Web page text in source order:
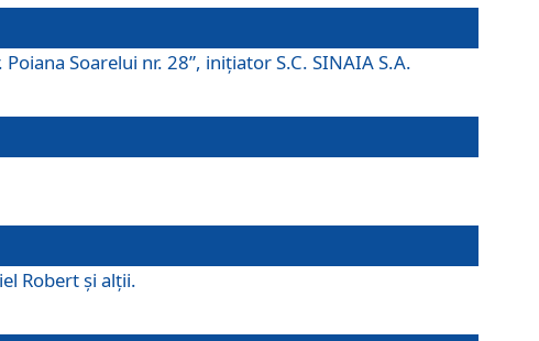
Soarelui nr. 28”, iniţiator S.C. SINAIA S.A.
Robert şi alţii.